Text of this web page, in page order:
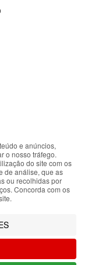
using
of the
and
the use of
our
your
e anúncios,
o nosso tráfego.
do site com os
de análise, que as
ou recolhidas por
Concorda com os